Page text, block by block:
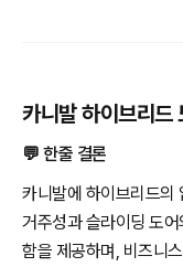
카니발 하이브리드
💬 한줄 결론
카니발에 하이브리드의
거주성과 슬라이딩 도
함을 제공하며, 비즈니